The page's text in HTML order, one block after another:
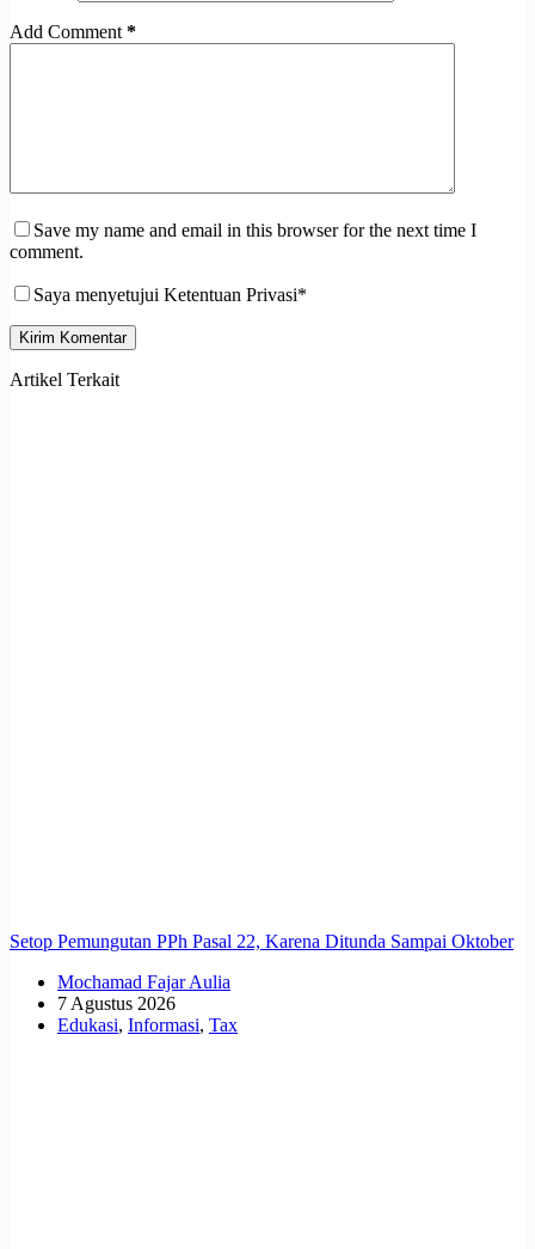
Add Comment *
Save my name and email in this browser for the next time I
comment.
Saya menyetujui Ketentuan Privasi*
Kirim Komentar
Artikel Terkait
Setop Pemungutan PPh Pasal 22, Karena Ditunda Sampai Oktober
Mochamad Fajar Aulia
7 Agustus 2026
Edukasi, Informasi, Tax